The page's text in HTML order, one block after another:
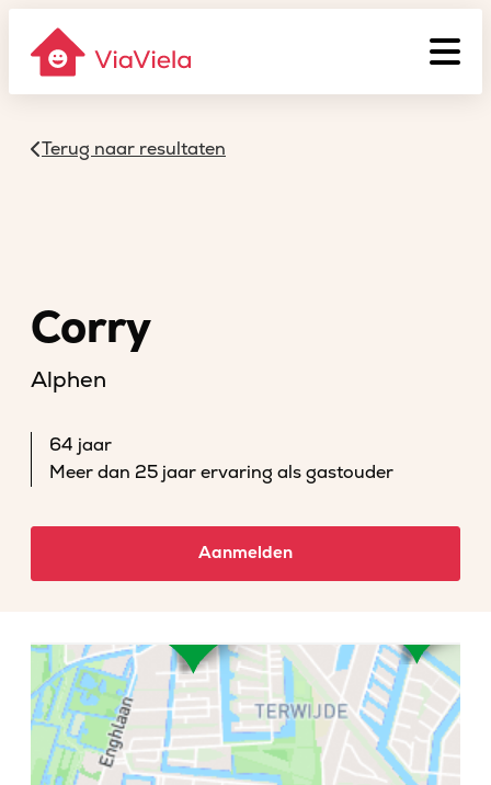
Terug naar resultaten
Corry
Alphen
64 jaar
Meer dan 25 jaar ervaring als gastouder
Aanmelden